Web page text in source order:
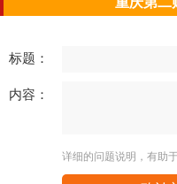
标题：
内容：
详细的问题说明，有助